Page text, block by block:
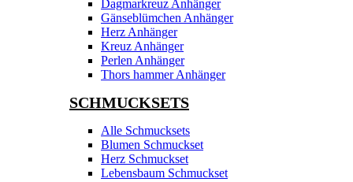
Dagmarkreuz Anhänger
Gänseblümchen Anhänger
Herz Anhänger
Kreuz Anhänger
Perlen Anhänger
Thors hammer Anhänger
SCHMUCKSETS
Alle Schmucksets
Blumen Schmuckset
Herz Schmuckset
Lebensbaum Schmuckset